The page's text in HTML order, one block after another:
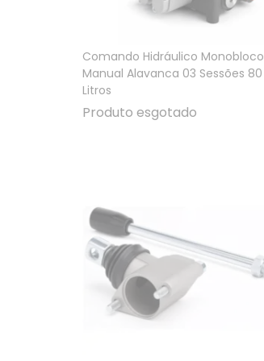
Comando Hidráulico Monobloco
Manual Alavanca 03 Sessões 80
Litros
Produto esgotado